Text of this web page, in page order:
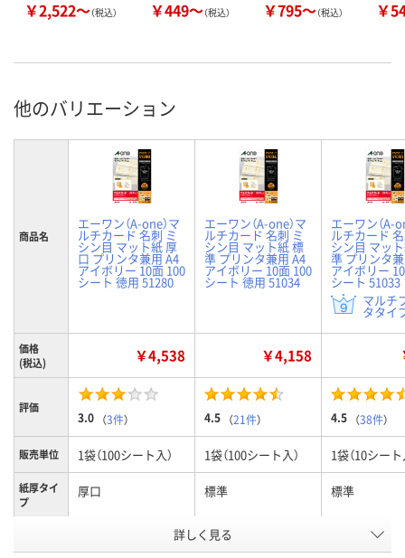
￥2,522～（税込） ￥449～（税込） ￥795～（税込） ￥
他のバリエーション
商品名
エーワン（A-one）マ
ルチカード 名刺 ミ
シン目 マット紙 厚
口 プリンタ兼用 A4
アイボリー 10面 100
シート 徳用 51280
エーワン（A-one）マ
ルチカード 名刺 ミ
シン目 マット紙 標
準 プリンタ兼用 A4
アイボリー 10面 100
シート 徳用 51034
エーワン（A-
ルチカード
シン目 マッ
準 プリンタ
アイボリー
シート 51033
マルチ
タタイ
価格
(税込)
￥4,538 ￥4,158
評価
3.0 （3件） 4.5 （21件） 4.5 （38件）
販売単位 1袋（100シート入） 1袋（100シート入） 1袋（10シート
紙厚タイ
プ
厚口 標準 標準
100シート 10シート
詳しく見る